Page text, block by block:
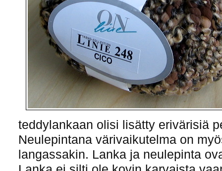
teddylankaan olisi lisätty erivärisiä
Neulepintana värivaikutelma on
langassakin. Lanka ja neulepinta